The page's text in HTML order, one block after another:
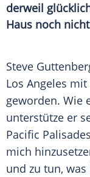
derweil
Haus noch
Steve
Los Angeles mit
geworden. Wie
unterstütze er
Pacific Palisades
mich
und zu tun,